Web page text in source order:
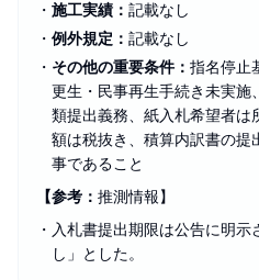
・ 施工実績： 記載なし
・ 例外規定： 記載なし
・ その他の重要条件： 指名停止
更生・民事再生手続き未実施
類提出義務、紙入札希望者は
額は税抜き、積算内訳書の提
事であること
【参考： 推測情報】
・ 入札書提出期限は公告に明
し」とした。